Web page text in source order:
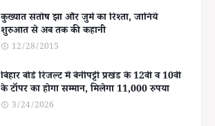
कुख्यात संतोष झा और जुर्म का रिश्ता, जानिये
शुरुआत से अब तक की कहानी
12/28/2015
बिहार बोर्ड रिजल्ट में बेनीपट्टी प्रखंड के 12वीं व 10वीं
के टॉपर का होगा सम्मान, मिलेगा 11,000 रुपया
3/24/2026